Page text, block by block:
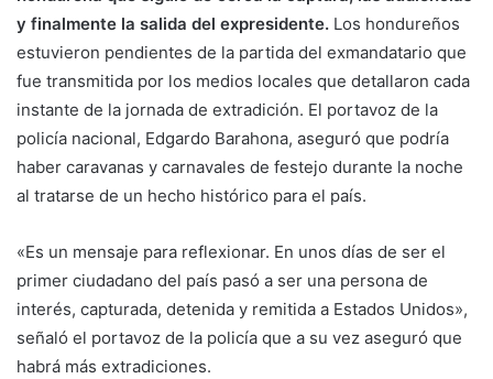
y finalmente la salida del expresidente. Los hondureños
estuvieron pendientes de la partida del exmandatario que
fue transmitida por los medios locales que detallaron cada
instante de la jornada de extradición. El portavoz de la
policía nacional, Edgardo Barahona, aseguró que podría
haber caravanas y carnavales de festejo durante la noche
al tratarse de un hecho histórico para el país.
«Es un mensaje para reflexionar. En unos días de ser el
primer ciudadano del país pasó a ser una persona de
interés, capturada, detenida y remitida a Estados Unidos»,
señaló el portavoz de la policía que a su vez aseguró que
habrá más extradiciones.